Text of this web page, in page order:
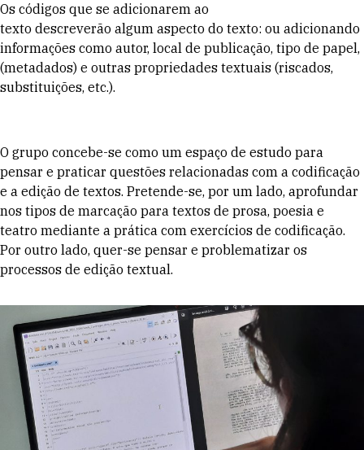
Os códigos que se adicionarem ao
texto descreverão algum aspecto do texto: ou adicionando
informações como autor, local de publicação, tipo de papel,
(metadados) e outras propriedades textuais (riscados,
substituições, etc.).
O grupo concebe-se como um espaço de estudo para
pensar e praticar questões relacionadas com a codificação
e a edição de textos. Pretende-se, por um lado, aprofundar
nos tipos de marcação para textos de prosa, poesia e
teatro mediante a prática com exercícios de codificação.
Por outro lado, quer-se pensar e problematizar os
processos de edição textual.